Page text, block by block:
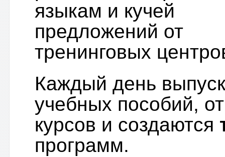
языкам и кучей
предложений от
тренинговых
Каждый день
учебных пособий,
курсов и создаются
программ.